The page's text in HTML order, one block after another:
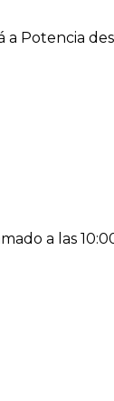
Potencia
a las